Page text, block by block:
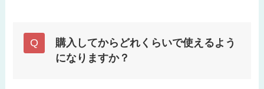
購入してからどれくらいで使えるよう
になりますか？